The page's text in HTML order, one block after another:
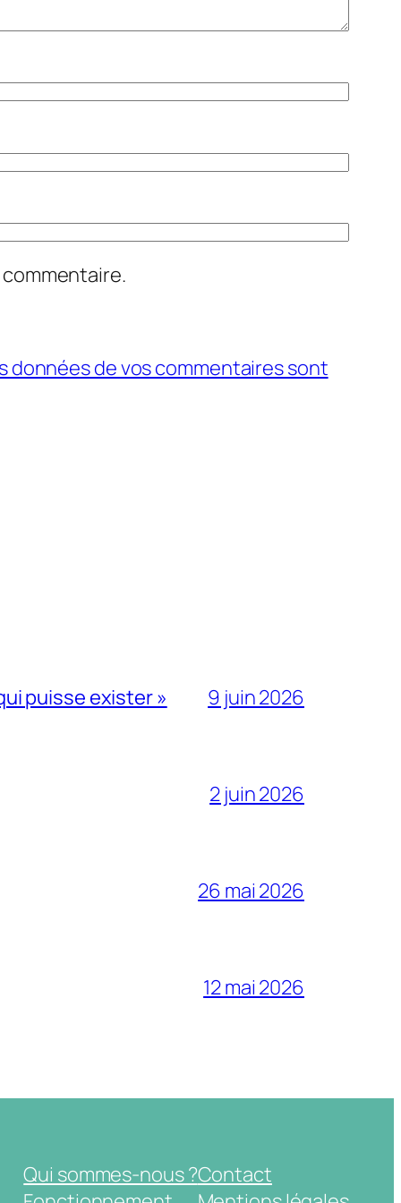
données de vos commentaires sont
puisse exister » 9 juin 2026
2 juin 2026
26 mai 2026
12 mai 2026
Qui sommes-nous ?Contact